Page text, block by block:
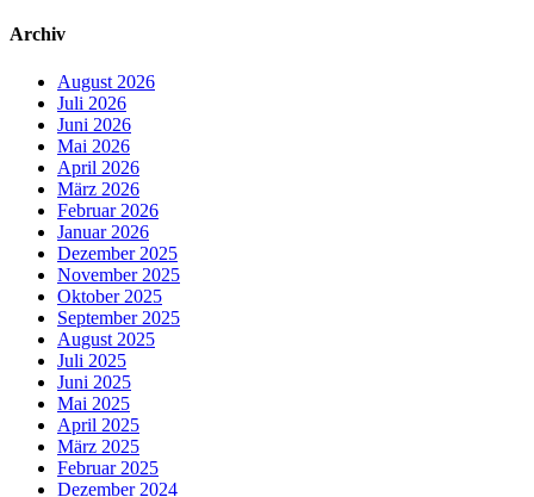
Archiv
August 2026
Juli 2026
Juni 2026
Mai 2026
April 2026
März 2026
Februar 2026
Januar 2026
Dezember 2025
November 2025
Oktober 2025
September 2025
August 2025
Juli 2025
Juni 2025
Mai 2025
April 2025
März 2025
Februar 2025
Dezember 2024